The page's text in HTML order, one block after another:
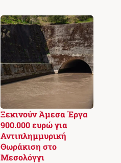
Ξεκινούν Άμεσα Έργα
900.000 ευρώ για
Αντιπλημμυρική
Θωράκιση στο
Μεσολόγγι